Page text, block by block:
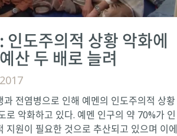
인도주의적 상황 악화에
산 두 배로 늘려
과 전염병으로 인해 예멘의 인도주의적 상황
로 악화하고 있다. 예멘 인구의 약 70%가 인
지원이 필요한 것으로 추산되고 있으며 이에